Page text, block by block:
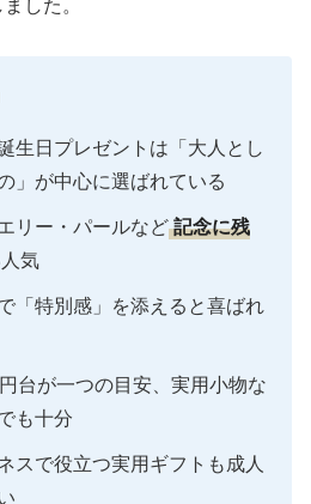
生日プレゼントは「大人とし
」が中心に選ばれている
リー・パールなど記念に残
気
「特別感」を添えると喜ばれ
台が一つの目安、実用小物な
も十分
スで役立つ実用ギフトも成人